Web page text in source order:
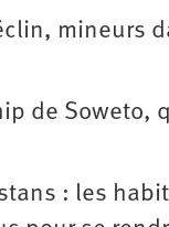
mineurs
de
: les